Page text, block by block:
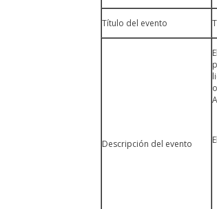
Título del evento
Descripción del evento